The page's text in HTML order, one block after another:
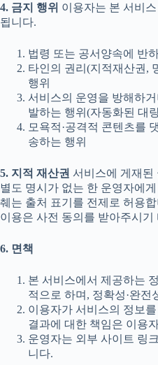
4. 금지 행위 이용자는 본 서비
됩니다.
법령 또는 공서양속에 반
타인의 권리(지적재산권,
행위
서비스의 운영을 방해하
발하는 행위(자동화된 대
모욕적·공격적 콘텐츠를
송하는 행위
5. 지적 재산권 서비스에 게재된
별도 명시가 없는 한 운영자에
췌는 출처 표기를 전제로 허용
이용은 사전 동의를 받아주시기
6. 면책
본 서비스에서 제공하는
적으로 하며, 정확성·완전
이용자가 서비스의 정보
결과에 대한 책임은 이용
운영자는 외부 사이트 링
니다.